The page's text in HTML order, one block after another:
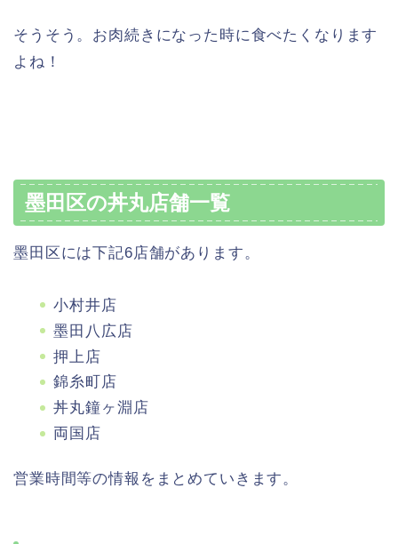
そうそう。お肉続きになった時に食べたくなります
よね！
墨田区の丼丸店舗一覧
墨田区には下記6店舗があります。
小村井店
墨田八広店
押上店
錦糸町店
丼丸鐘ヶ淵店
両国店
営業時間等の情報をまとめていきます。